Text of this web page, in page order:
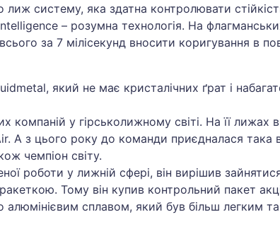
систему, яка здатна контролювати
– розумна технологія. На
за 7 мілісекунд вносити коригування в
який не має кристалічних ґрат і
компаній у гірськолижному світі. На її
А з цього року до команди приєдналася така
чемпіон світу.
роботи у лижній сфері, він вирішив
Тому він купив контрольний пакет
алюмінієвим сплавом, який був більш легким